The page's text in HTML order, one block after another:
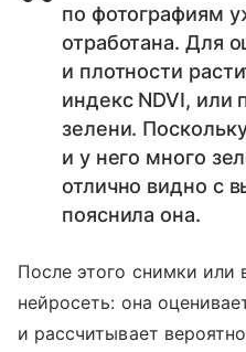
по фотографиям
отработана. Для
и плотности
индекс NDVI, или
зелени.
и у него много
отлично видно с
пояснила она.
После этого снимки или
нейросеть: она
и рассчитывает